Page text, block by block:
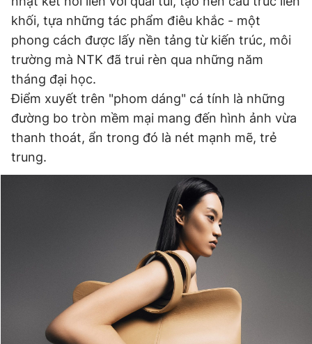
khối, tựa những tác phẩm điêu khắc - một
phong cách được lấy nền tảng từ kiến trúc, môi
trường mà NTK đã trui rèn qua những năm
tháng đại học.
Điểm xuyết trên "phom dáng" cá tính là những
đường bo tròn mềm mại mang đến hình ảnh vừa
thanh thoát, ẩn trong đó là nét mạnh mẽ, trẻ
trung.